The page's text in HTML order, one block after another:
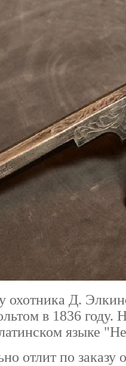
охотника Д.
в 1836 году.
языке
отлит по заказу